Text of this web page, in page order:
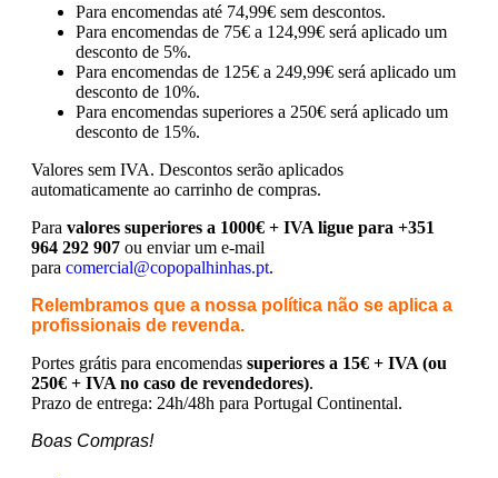
Para encomendas até 74,99€ sem descontos.
Para encomendas de 75€ a 124,99€ será aplicado um
desconto de 5%.
Para encomendas de 125€ a 249,99€ será aplicado um
desconto de 10%.
Para encomendas superiores a 250€ será aplicado um
desconto de 15%.
Valores sem IVA. Descontos serão aplicados
automaticamente ao carrinho de compras.
Para valores superiores a 1000€ + IVA ligue para +351
964 292 907 ou enviar um e-mail
para comercial@copopalhinhas.pt.
Relembramos que a nossa política não se aplica a
profissionais de revenda.
Portes grátis para encomendas superiores a 15€ + IVA (ou
250€ + IVA no caso de revendedores).
Prazo de entrega: 24h/48h para Portugal Continental.
Boas Compras!